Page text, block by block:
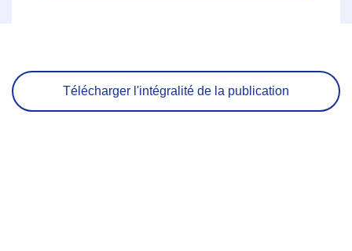
Télécharger l'intégralité de la publication